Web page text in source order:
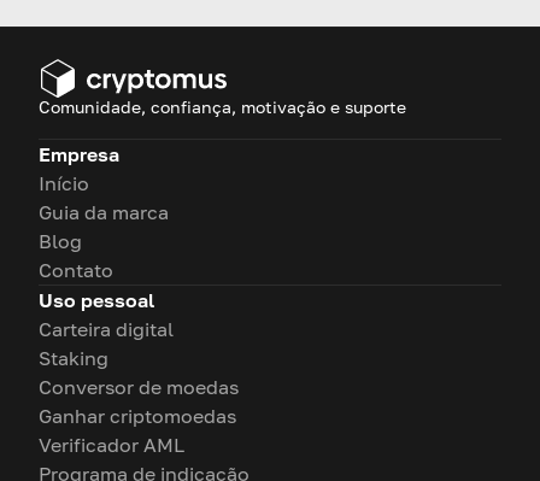
cada moeda.
Comunidade, confiança, motivação e suporte
Empresa
Início
Guia da marca
Blog
Contato
Uso pessoal
Carteira digital
Staking
Conversor de moedas
Ganhar criptomoedas
Verificador AML
Programa de indicação